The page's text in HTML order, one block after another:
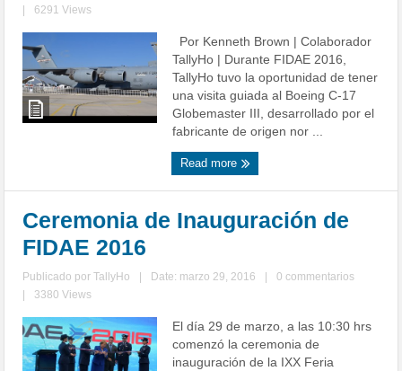
6291 Views
Por Kenneth Brown | Colaborador
TallyHo | Durante FIDAE 2016,
TallyHo tuvo la oportunidad de tener
una visita guiada al Boeing C-17
Globemaster III, desarrollado por el
fabricante de origen nor ...
Read more
Ceremonia de Inauguración de
FIDAE 2016
Publicado porTallyHo Date: marzo 29, 2016
0 commentarios
3380 Views
El día 29 de marzo, a las 10:30 hrs
comenzó la ceremonia de
inauguración de la IXX Feria